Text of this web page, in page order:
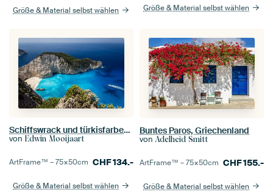
Größe & Material selbst wählen Größe & Material selbst wählen
Schiffswrack und türkisfarbenes Wasser auf Zakynthos
von Edwin Mooijaart
ArtFrame™ –75×50cm CHF134.-
Größe & Material selbst wählen
Buntes Paros, Griechenland
von Adelheid Smitt
ArtFrame™ –75×50cm CHF155.-
Größe & Material selbst wählen